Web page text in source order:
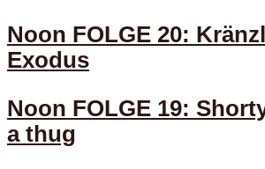
Noon FOLGE 20:
Exodus
Noon FOLGE 19:
a thug